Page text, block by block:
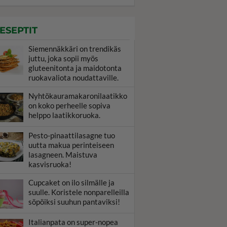
Siemennäkkäri on trendikäs
juttu, joka sopii myös
gluteenitonta ja maidotonta
ruokavaliota noudattaville.
Nyhtökauramakaronilaatikko
on koko perheelle sopiva
helppo laatikkoruoka.
Pesto-pinaattilasagne tuo
uutta makua perinteiseen
lasagneen. Maistuva
kasvisruoka!
Cupcaket on ilo silmälle ja
suulle. Koristele nonparelleilla
söpöiksi suuhun pantaviksi!
Italianpata on super-nopea